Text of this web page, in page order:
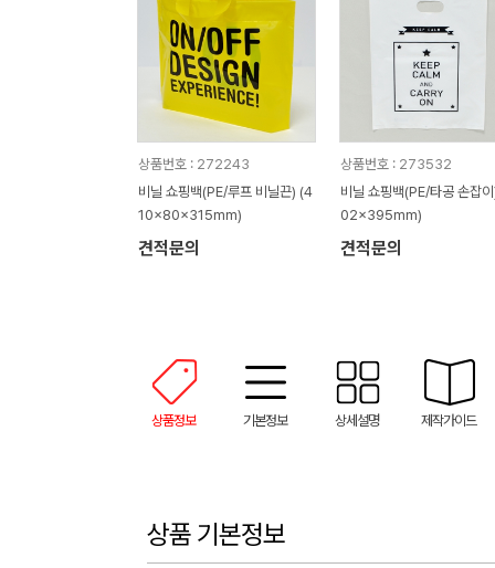
상품번호 : 272243
비닐 쇼핑백(PE/루프 비닐끈) (4
10x80x315mm)
견적문의
상품번호 : 273532
비닐 쇼핑백(PE/타공 손잡
02x395mm)
견적문의
상품정보 기본정보 상세설명 제작가이드
상품 기본정보